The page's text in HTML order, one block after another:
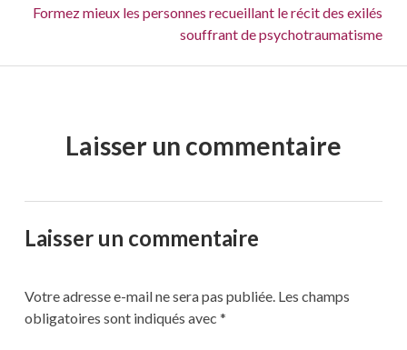
Suivant :
Formez mieux les personnes recueillant le récit des exilés
souffrant de psychotraumatisme
Laisser un commentaire
Laisser un commentaire
Votre adresse e-mail ne sera pas publiée. Les champs
obligatoires sont indiqués avec *